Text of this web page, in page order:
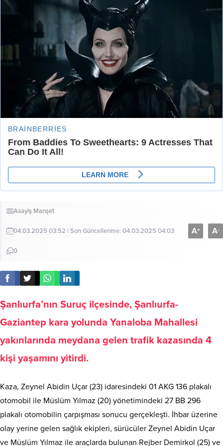
Asayiş Manşet
04.03.2025 03:52 | Son Güncellenme: 04.03.2025 04:03
0
A+ A-
Şanlıurfa’nın Suruç ilçesinde, Şanlıurfa-
Gaziantep kara yolunda Yanaloba Mahallesi
yakınlarında meydana gelen trafik kazasında 4
kişi yaşamını yitirdi.
Kaza, Zeynel Abidin Uçar (23) idaresindeki 01 AKG 136 plakalı
otomobil ile Müslüm Yılmaz (20) yönetimindeki 27 BB 296
plakalı otomobilin çarpışması sonucu gerçekleşti. İhbar üzerine
olay yerine gelen sağlık ekipleri, sürücüler Zeynel Abidin Uçar
ve Müslüm Yılmaz ile araçlarda bulunan Rejber Demirkol (25) ve